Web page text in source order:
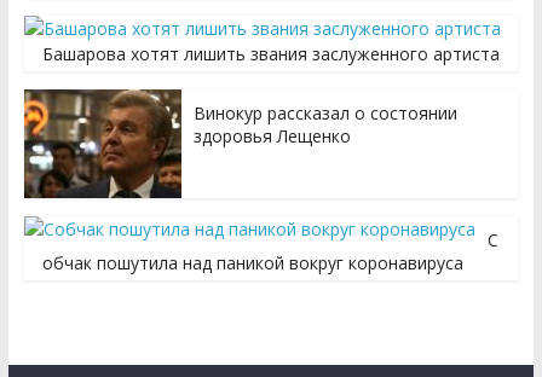
Башарова хотят лишить звания заслуженного артиста
Винокур рассказал о состоянии
здоровья Лещенко
С
обчак пошутила над паникой вокруг коронавируса